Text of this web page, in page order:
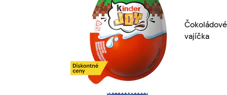
Čokoládové
vajíčka